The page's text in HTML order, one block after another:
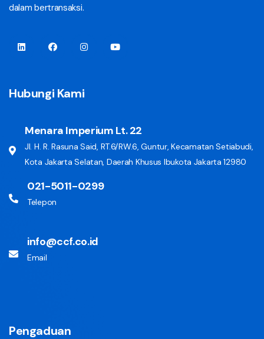
dalam bertransaksi.
Hubungi Kami
Menara Imperium Lt. 22
Jl. H. R. Rasuna Said, RT.6/RW.6, Guntur, Kecamatan Setiabudi,
Kota Jakarta Selatan, Daerah Khusus Ibukota Jakarta 12980
021-5011-0299
Telepon
info@ccf.co.id
Email
Pengaduan